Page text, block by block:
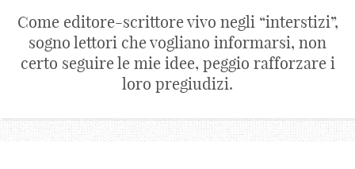
Come editore-scrittore vivo negli “interstizi”,
sogno lettori che vogliano informarsi, non
certo seguire le mie idee, peggio rafforzare i
loro pregiudizi.